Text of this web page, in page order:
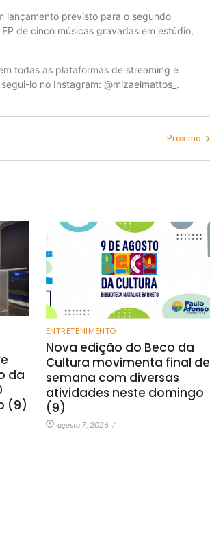
lançamento previsto para o segundo
de cinco músicas gravadas em estúdio,
todas as plataformas de streaming e
lo no Instagram: @mizaelmattos_.
Próximo
da
(9)
ENTRETENIMENTO
Nova edição do Beco da
Cultura movimenta final de
semana com diversas
atividades neste domingo
(9)
agosto 7, 2026 /